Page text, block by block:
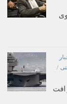
/
افت